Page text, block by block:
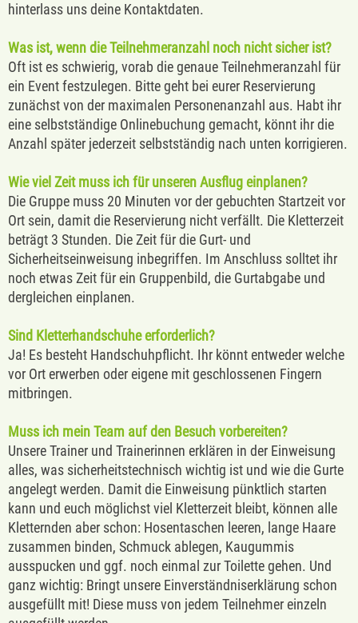
hinterlass uns deine Kontaktdaten.
Was ist, wenn die Teilnehmeranzahl noch nicht sicher ist?
Oft ist es schwierig, vorab die genaue Teilnehmeranzahl für
ein Event festzulegen. Bitte geht bei eurer Reservierung
zunächst von der maximalen Personenanzahl aus. Habt ihr
eine selbstständige Onlinebuchung gemacht, könnt ihr die
Anzahl später jederzeit selbstständig nach unten korrigieren.
Wie viel Zeit muss ich für unseren Ausflug einplanen?
Die Gruppe muss 20 Minuten vor der gebuchten Startzeit vor
Ort sein, damit die Reservierung nicht verfällt. Die Kletterzeit
beträgt 3 Stunden. Die Zeit für die Gurt- und
Sicherheitseinweisung inbegriffen. Im Anschluss solltet ihr
noch etwas Zeit für ein Gruppenbild, die Gurtabgabe und
dergleichen einplanen.
Sind Kletterhandschuhe erforderlich?
Ja! Es besteht Handschuhpflicht. Ihr könnt entweder welche
vor Ort erwerben oder eigene mit geschlossenen Fingern
mitbringen.
Muss ich mein Team auf den Besuch vorbereiten?
Unsere Trainer und Trainerinnen erklären in der Einweisung
alles, was sicherheitstechnisch wichtig ist und wie die Gurte
angelegt werden. Damit die Einweisung pünktlich starten
kann und euch möglichst viel Kletterzeit bleibt, können alle
Kletternden aber schon: Hosentaschen leeren, lange Haare
zusammen binden, Schmuck ablegen, Kaugummis
ausspucken und ggf. noch einmal zur Toilette gehen. Und
ganz wichtig: Bringt unsere Einverständniserklärung schon
ausgefüllt mit! Diese muss von jedem Teilnehmer einzeln